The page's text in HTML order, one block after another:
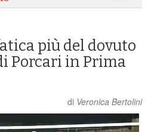
più del dovuto
Porcari in Prima
di Veronica Bertolini